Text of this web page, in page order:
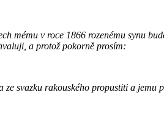
mému v roce 1866 rozenému synu
a protož pokorně prosím:
svazku rakouského propustiti a jemu